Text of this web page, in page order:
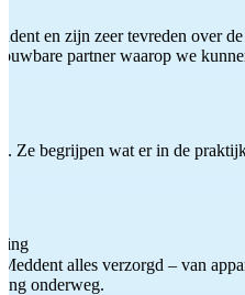
en zijn zeer tevreden over
partner waarop we
Ze begrijpen wat er in de
alles verzorgd – van
onderweg.